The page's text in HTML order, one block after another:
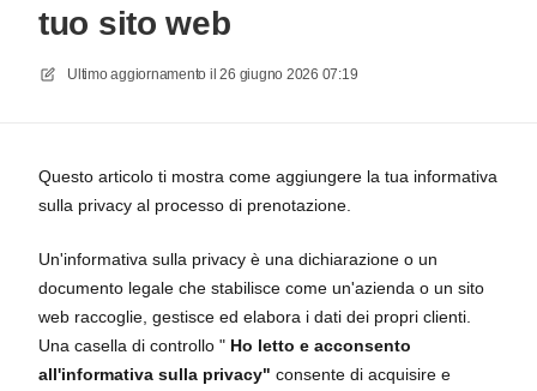
tuo sito web
Ultimo aggiornamento il 26 giugno 2026 07:19
Questo articolo ti mostra come aggiungere la tua informativa
sulla privacy al processo di prenotazione.
Un'informativa sulla privacy è una dichiarazione o un
documento legale che stabilisce come un'azienda o un sito
web raccoglie, gestisce ed elabora i dati dei propri clienti.
Una casella di controllo " Ho letto e acconsento
all'informativa sulla privacy" consente di acquisire e